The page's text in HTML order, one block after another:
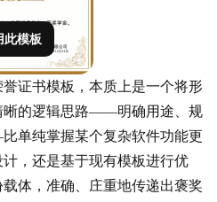
此模板
证书模板，本质上是一个将形
晰的逻辑思路——明确用途、规
单纯掌握某个复杂软件功能更
，还是基于现有模板进行优
体，准确、庄重地传递出褒奖